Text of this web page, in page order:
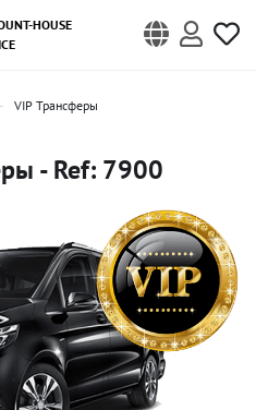
HOUSE
VIP Трансферы
- Ref: 7900